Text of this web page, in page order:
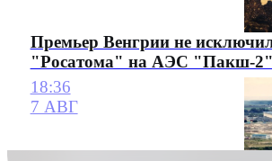
Премьер Венгрии не
"Росатома" на АЭС "Пакш-2"
18:36
7 АВГ